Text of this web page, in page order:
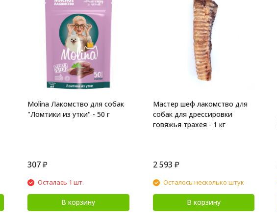
Molina Лакомство для собак
"Ломтики из утки" - 50 г
307₽
Осталась 1 шт.
В корзину
Мастер шеф лакомство для
собак для дрессировки
говяжья трахея - 1 кг
2 593 ₽
Осталось несколько штук
В корзину